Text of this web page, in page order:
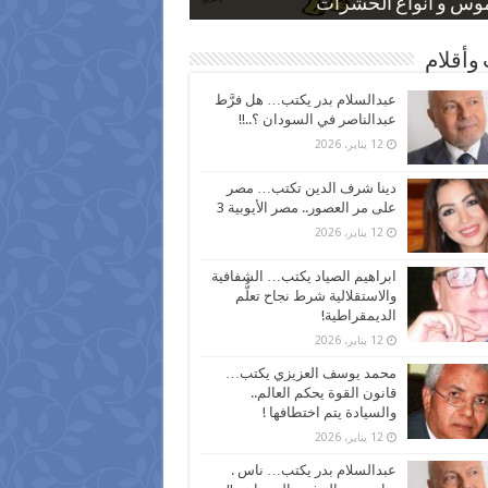
و أنواع الحشرات
بعد ارتفاع الأسعار
نسبة الطلاق في مصر
كاركاتيرية
كاركاتيرية
وأقلام
عبدالسلام بدر يكتب… هل فرَّط
عبدالناصر في السودان ؟..!!
12 يناير، 2026
دينا شرف الدين تكتب… مصر
على مر العصور.. مصر الأيوبية 3
12 يناير، 2026
ابراهيم الصياد يكتب… الشفافية
والاستقلالية شرط نجاح تعلُّم
الديمقراطية!
12 يناير، 2026
محمد يوسف العزيزي يكتب…
قانون القوة يحكم العالم..
والسيادة يتم اختطافها !
12 يناير، 2026
عبدالسلام بدر يكتب… ناس .